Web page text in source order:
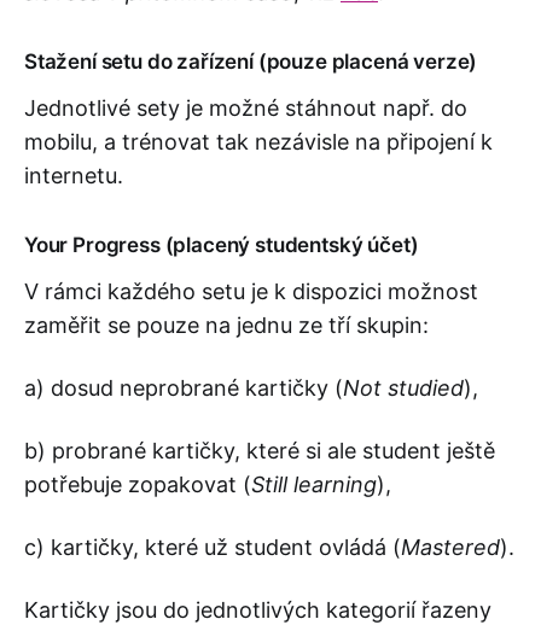
Stažení setu do zařízení (pouze placená verze)
Jednotlivé sety je možné stáhnout např. do
mobilu, a trénovat tak nezávisle na připojení k
internetu.
Your Progress (placený studentský účet)
V rámci každého setu je k dispozici možnost
zaměřit se pouze na jednu ze tří skupin:
a) dosud neprobrané kartičky (Not studied),
b) probrané kartičky, které si ale student ještě
potřebuje zopakovat (Still learning),
c) kartičky, které už student ovládá (Mastered).
Kartičky jsou do jednotlivých kategorií řazeny